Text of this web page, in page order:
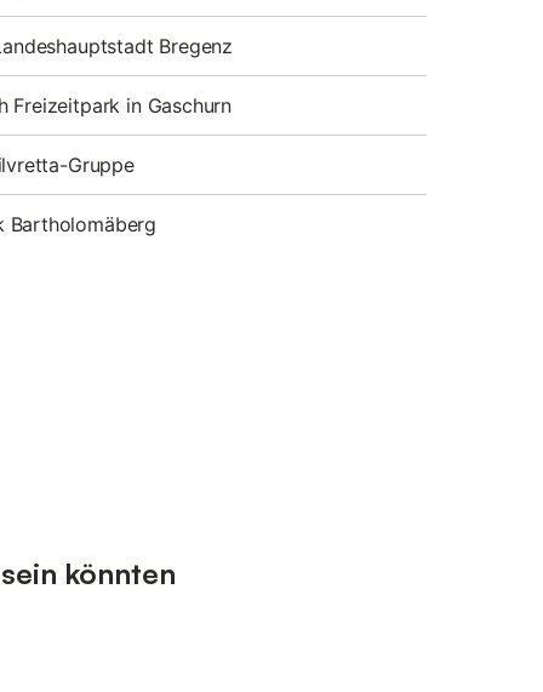
Bregenz
Freizeitpark in Gaschurn
Gruppe
Bartholomäberg
könnten